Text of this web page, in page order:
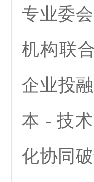
专业委
机构联
企业投
本 - 技
化协同